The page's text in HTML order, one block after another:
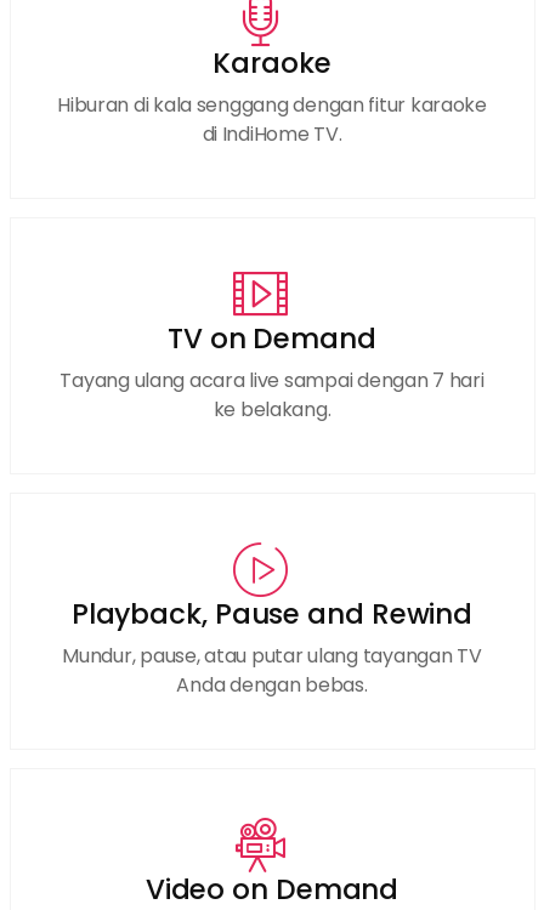
Karaoke
Hiburan di kala senggang dengan fitur karaoke
di IndiHome TV.
TV on Demand
Tayang ulang acara live sampai dengan 7 hari
ke belakang.
Playback, Pause and Rewind
Mundur, pause, atau putar ulang tayangan TV
Anda dengan bebas.
Video on Demand